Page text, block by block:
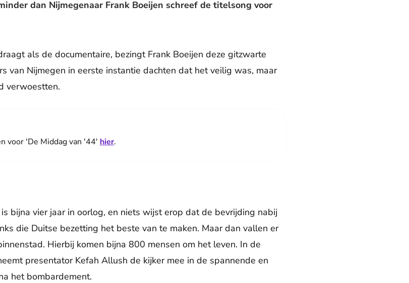
dan Nijmegenaar Frank Boeijen schreef de titelsong voor
als de documentaire, bezingt Frank Boeijen deze gitzwarte
van Nijmegen in eerste instantie dachten dat het veilig was, maar
verwoestten.
voor 'De Middag van '44' hier.
bijna vier jaar in oorlog, en niets wijst erop dat de bevrijding nabij
die Duitse bezetting het beste van te maken. Maar dan vallen er
Hierbij komen bijna 800 mensen om het leven. In de
presentator Kefah Allush de kijker mee in de spannende en
het bombardement.